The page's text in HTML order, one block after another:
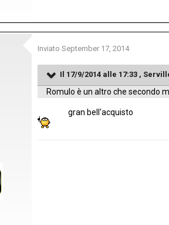
Inviato September 17, 2014
Il 17/9/2014 alle 17:33 ,
Romulo è un altro che secondo
gran bell'acquisto